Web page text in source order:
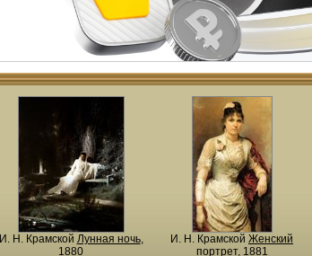
И. Н. Крамской Лунная ночь,
1880
И. Н. Крамской Женский
портрет, 1881